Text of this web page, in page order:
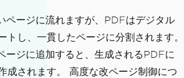
ページに流れますが、PDFはデジタル
トし、一貫したページに分割されます。
ージに追加すると、生成されるPDFに
成されます。 高度な改ページ制御につ